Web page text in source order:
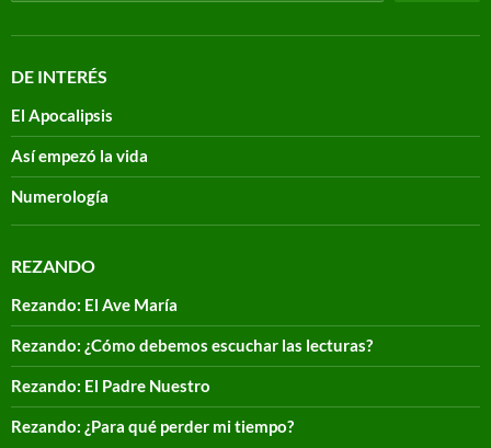
DE INTERÉS
El Apocalipsis
Así empezó la vida
Numerología
REZANDO
Rezando: El Ave María
Rezando: ¿Cómo debemos escuchar las lecturas?
Rezando: El Padre Nuestro
Rezando: ¿Para qué perder mi tiempo?